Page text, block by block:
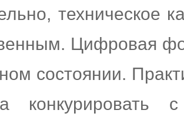
техническое
Цифровая
состоянии.
конкурировать